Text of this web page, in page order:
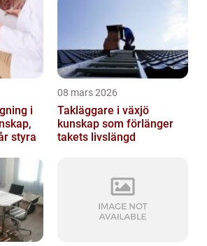
i
styra
08 mars 2026
Takläggare i växjö
kunskap som förlänger
takets livslängd